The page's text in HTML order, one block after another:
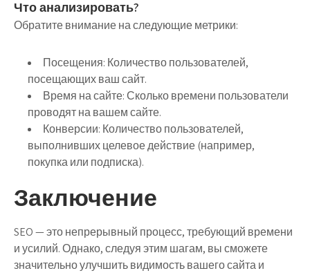
Что анализировать?
Обратите внимание на следующие метрики:
Посещения: Количество пользователей,
посещающих ваш сайт.
Время на сайте:Сколько времени пользователи
проводят на вашем сайте.
Конверсии: Количество пользователей,
выполнивших целевое действие (например,
покупка или подписка).
Заключение
SEO — это непрерывный процесс, требующий времени
и усилий. Однако, следуя этим шагам, вы сможете
значительно улучшить видимость вашего сайта и